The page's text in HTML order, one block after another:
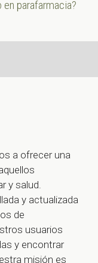
parafarmacia?
a ofrecer una
y salud.
y actualizada
de
usuarios
y encontrar
misión es